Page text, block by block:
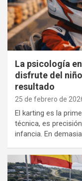
La psicología
disfrute del
resultado
25 de febrero de
El karting es la
técnica, es
infancia. En